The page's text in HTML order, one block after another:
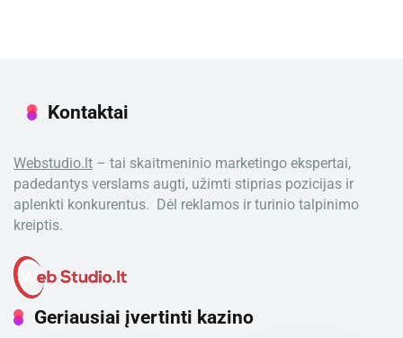
Kontaktai
Webstudio.lt – tai skaitmeninio marketingo ekspertai,
padedantys verslams augti, užimti stiprias pozicijas ir
aplenkti konkurentus. Dėl reklamos ir turinio talpinimo
kreiptis.
Geriausiai įvertinti kazino